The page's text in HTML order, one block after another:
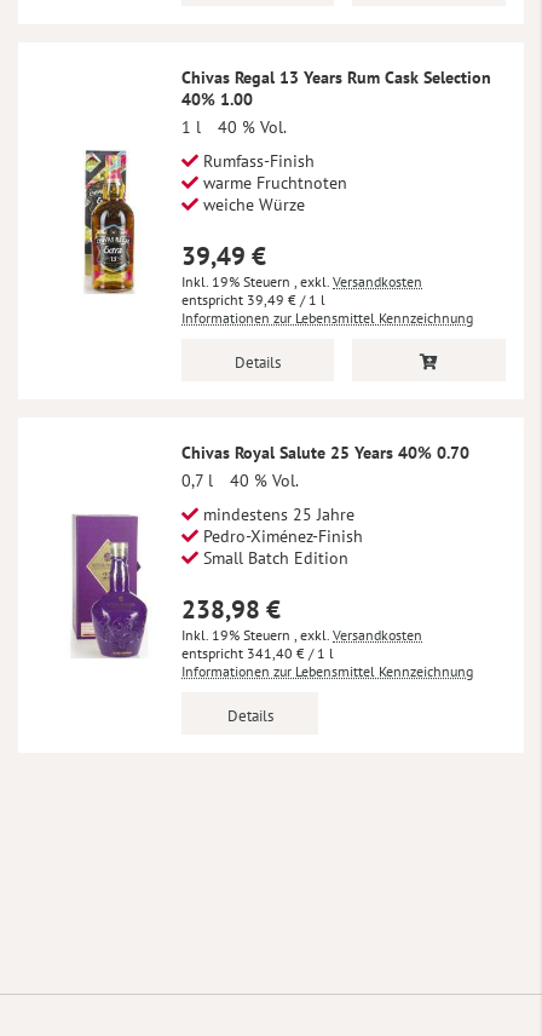
Chivas Regal 13 Years Rum Cask Selection
40% 1.00
1 l
40 % Vol.
Rumfass-Finish
warme Fruchtnoten
weiche Würze
39,49 €
Inkl. 19% Steuern , exkl. Versandkosten
39,49 € / 1 l
Informationen zur Lebensmittel Kennzeichnung
Details
Chivas Royal Salute 25 Years 40% 0.70
0,7 l
40 % Vol.
mindestens 25 Jahre
Pedro-Ximénez-Finish
Small Batch Edition
238,98 €
Inkl. 19% Steuern , exkl. Versandkosten
341,40 € / 1 l
Informationen zur Lebensmittel Kennzeichnung
Details